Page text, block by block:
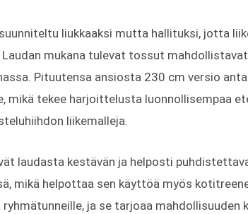
liukkaaksi mutta hallituksi, jotta
Laudan mukana tulevat tossut
Pituutensa ansiosta 230 cm versio
mikä tekee harjoittelusta luonnollisempaa
liikemalleja.
laudasta kestävän ja helposti
mikä helpottaa sen käyttöä myös
ja se tarjoaa mahdollisuuden